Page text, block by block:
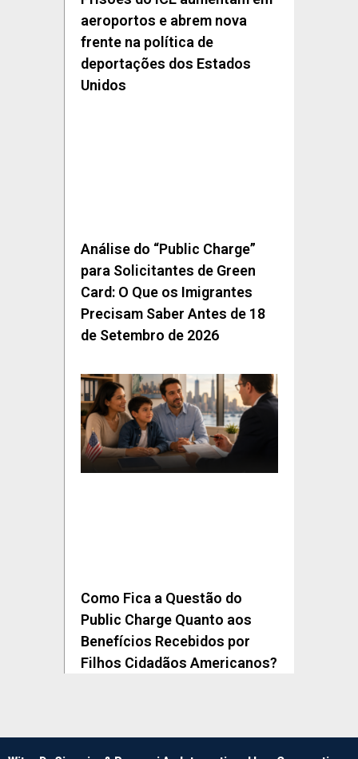
aeroportos e abrem nova
frente na política de
deportações dos Estados
Unidos
Análise do “Public Charge”
para Solicitantes de Green
Card: O Que os Imigrantes
Precisam Saber Antes de 18
de Setembro de 2026
Como Fica a Questão do
Public Charge Quanto aos
Benefícios Recebidos por
Filhos Cidadãos Americanos?